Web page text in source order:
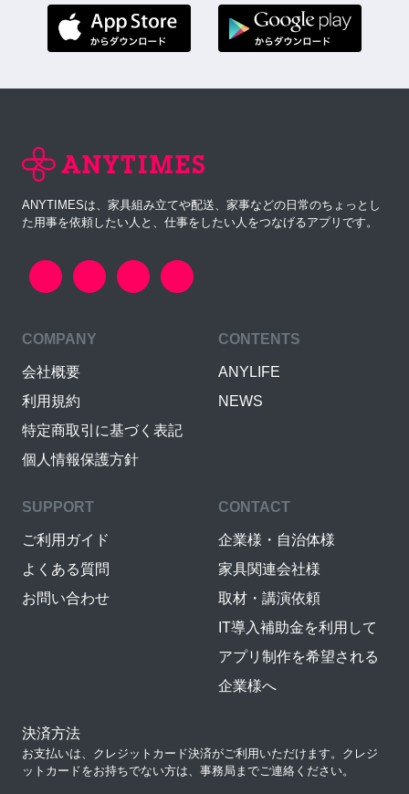
ANYTIMESは、家具組み立てや配送、家事などの日常のちょっとし
た用事を依頼したい人と、仕事をしたい人をつなげるアプリです。
COMPANY
会社概要
利用規約
特定商取引に基づく表記
個人情報保護方針
CONTENTS
ANYLIFE
NEWS
SUPPORT
ご利用ガイド
よくある質問
お問い合わせ
CONTACT
企業様・自治体様
家具関連会社様
取材・講演依頼
IT導入補助金を利用して
アプリ制作を希望される
企業様へ
決済方法
お支払いは、クレジットカード決済がご利用いただけます。クレジ
ットカードをお持ちでない方は、事務局までご連絡ください。